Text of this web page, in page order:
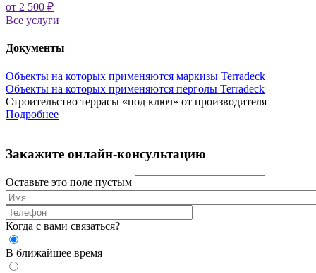
от 2 500 ₽
Все услуги
Документы
Объекты на которых применяются маркизы Terradeck
Объекты на которых применяются перголы Terradeck
Строительство террасы «под ключ» от производителя
Подробнее
Закажите онлайн-консультацию
Оставьте это поле пустым
Когда с вами связаться?
В ближайшее время